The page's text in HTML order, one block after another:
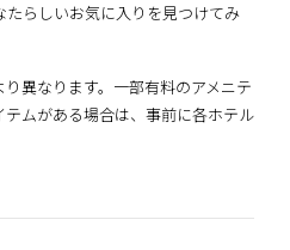
らしいお気に入りを見つけてみ
異なります。一部有料のアメニテ
ムがある場合は、事前に各ホテル